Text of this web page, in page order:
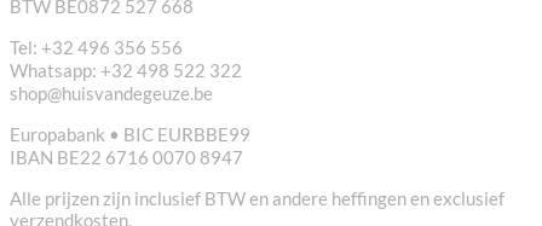
BTW BE0872 527 668
Tel: +32 496 356 556
Whatsapp: +32 498 522 322
shop@huisvandegeuze.be
Europabank • BIC EURBBE99
IBAN BE22 6716 0070 8947
Alle prijzen zijn inclusief BTW en andere heffingen en exclusief
verzendkosten.